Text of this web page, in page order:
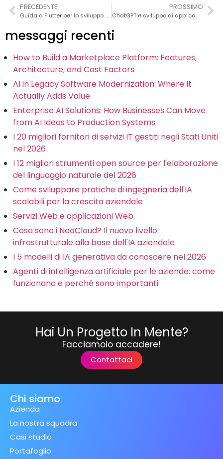
PRECEDENTE
Guida a Flutter per lo sviluppo di app aziendali 2026
PROSSIMO
ChatGPT e sviluppo di app: come l'intelligenza artificiale sta cambiando il modo in cui creiamo app
messaggi recenti
How to Build a Marketplace Platform: Features,
Architecture, and Cost Factors
AI in Legacy Software Modernization: Where It
Actually Adds Value
Enterprise AI Solutions: How Businesses Can Move
from AI Ideas to Production Systems
I 20 migliori fornitori di servizi IT gestiti negli Stati Uniti
nel 2026
I 12 migliori strumenti open source per l'elaborazione
del linguaggio naturale del 2026
Come sviluppare pratiche di ingegneria dell'IA
scalabili per la crescita aziendale
Servizi Web e applicazioni Web
Cosa sono i NeoCloud? Il nuovo livello
infrastrutturale alla base dell'IA aziendale
I 5 modelli di IA generativa da conoscere nel 2026
Agenti di intelligenza artificiale per le aziende: come
funzionano e perché sono importanti
Hai Un Progetto In Mente?
Facciamolo accadere!
Contattaci
Chi siamo
Azienda
La nostra squadra
Casi studio
Portafoglio